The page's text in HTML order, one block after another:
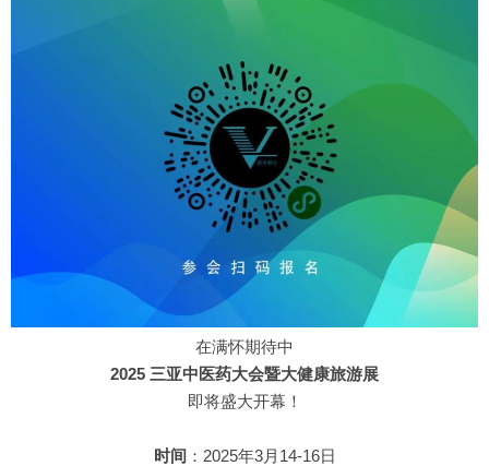
在满怀期待中
2025 三亚中医药大会暨大健康旅游展
即将盛大开幕！
时间 ：2025年3月14-16日